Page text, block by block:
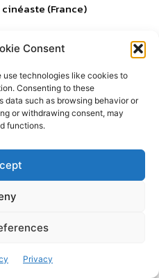
Consent
use technologies like cookies to
Consenting to these
data such as browsing behavior or
or withdrawing consent, may
functions.
Privacy
cinéaste (France)
(Sahara occidental)
(Chili)
(Italie)
(Maroc)